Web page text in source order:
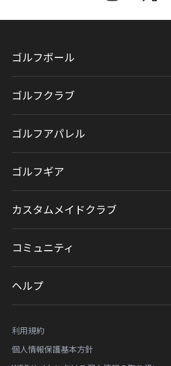
ゴルフボール
ゴルフクラブ
ゴルフアパレル
ゴルフギア
カスタムメイドクラブ
コミュニティ
ヘルプ
利用規約
個人情報保護基本方針